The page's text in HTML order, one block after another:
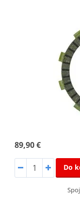
89,90 €
Do